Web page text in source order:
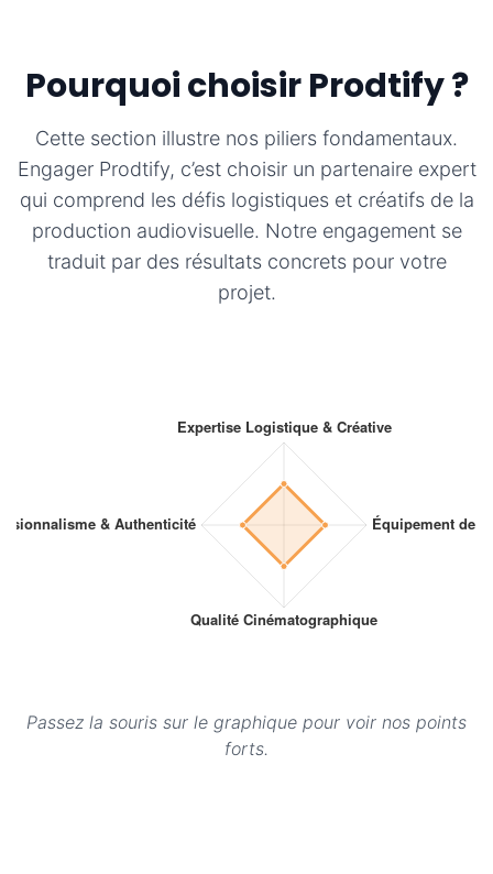
Pourquoi choisir Prodtify ?
Cette section illustre nos piliers fondamentaux.
Engager Prodtify, c’est choisir un partenaire expert
qui comprend les défis logistiques et créatifs de la
production audiovisuelle. Notre engagement se
traduit par des résultats concrets pour votre
projet.
Passez la souris sur le graphique pour voir nos points
forts.